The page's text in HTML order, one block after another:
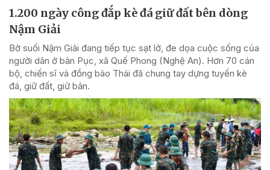
1.200 ngày công đắp kè đá giữ đất bên dòng
Nậm Giải
Bờ suối Nậm Giải đang tiếp tục sạt lở, đe dọa cuộc sống của
người dân ở bản Pục, xã Quế Phong (Nghệ An). Hơn 70 cán
bộ, chiến sĩ và đồng bào Thái đã chung tay dựng tuyến kè
đá, giữ đất, giữ bản.